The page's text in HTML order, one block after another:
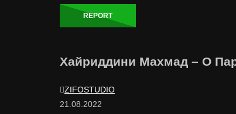
REPORT
ZIFOSTUDIO
21.08.2022